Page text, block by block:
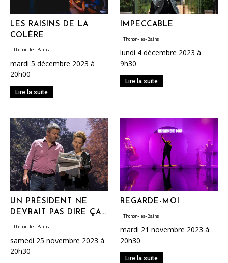
LES RAISINS DE LA
COLÈRE
Thonon-les-Bains
mardi 5 décembre 2023 à
20h00
Lire la suite
IMPECCABLE
Thonon-les-Bains
lundi 4 décembre 2023 à
9h30
Lire la suite
UN PRÉSIDENT NE
DEVRAIT PAS DIRE ÇA…
Thonon-les-Bains
samedi 25 novembre 2023 à
20h30
REGARDE-MOI
Thonon-les-Bains
mardi 21 novembre 2023 à
20h30
Lire la suite